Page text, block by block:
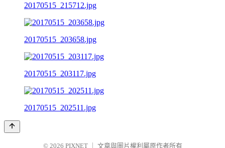
20170515_215712.jpg
20170515_203658.jpg
20170515_203117.jpg
20170515_202511.jpg
© 2026 PIXNET 文章與圖片權利屬原作者所有